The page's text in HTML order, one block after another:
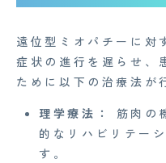
遠位型ミオパチーに対
症状の進行を遅らせ、
ために以下の治療法が
理学療法：
筋肉の
的なリハビリテー
す。